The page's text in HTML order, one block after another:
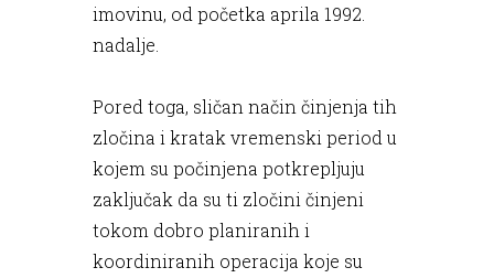
imovinu, od početka aprila 1992.
nadalje.
Pored toga, sličan način činjenja tih
zločina i kratak vremenski period u
kojem su počinjena potkrepljuju
zaključak da su ti zločini činjeni
tokom dobro planiranih i
koordiniranih operacija koje su